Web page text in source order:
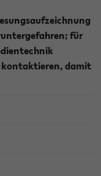
für
kontaktieren, damit